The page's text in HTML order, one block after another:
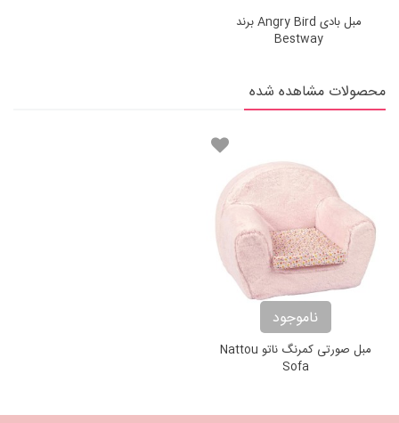
مبل بادی Angry Bird برند
Bestway
محصولات مشاهده شده
ناموجود
مبل صورتی کمرنگ ناتو Nattou
Sofa